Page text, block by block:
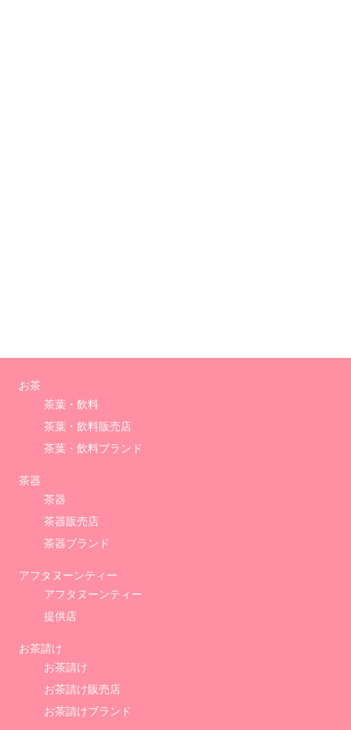
お茶
茶葉・飲料
茶葉・飲料販売店
茶葉・飲料ブランド
茶器
茶器
茶器販売店
茶器ブランド
アフタヌーンティー
アフタヌーンティー
提供店
お茶請け
お茶請け
お茶請け販売店
お茶請けブランド